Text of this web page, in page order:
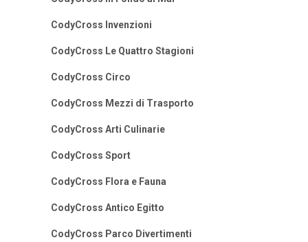
CodyCross Invenzioni
CodyCross Le Quattro Stagioni
CodyCross Circo
CodyCross Mezzi di Trasporto
CodyCross Arti Culinarie
CodyCross Sport
CodyCross Flora e Fauna
CodyCross Antico Egitto
CodyCross Parco Divertimenti